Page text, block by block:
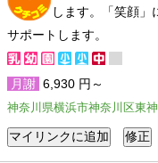
します。「笑顔」
サポートします。
月謝 6,930 円～
神奈川県横浜市神奈川区東